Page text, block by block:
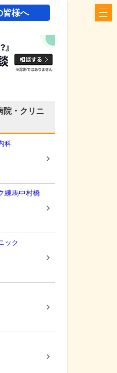
皆様へ
院・クリニ
科
練馬中村橋
ック